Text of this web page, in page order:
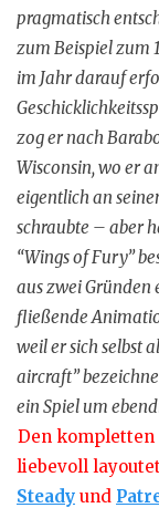
pragmatisch
zum Beispiel zum
im Jahr darauf
zog er nach
Wisconsin, wo er
eigentlich an
schraubte – aber
“Wings of Fury”
aus zwei Gründen
fließende
weil er sich selbst
aircraft”
ein Spiel um
Den
liebevoll
Steady und